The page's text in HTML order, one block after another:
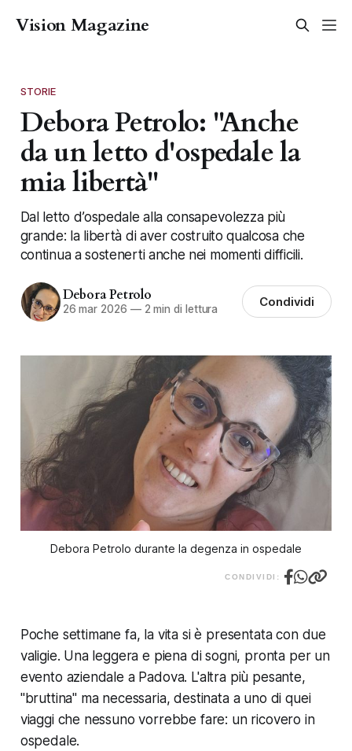
Vision Magazine
STORIE
Debora Petrolo: "Anche
da un letto d'ospedale la
mia libertà"
Dal letto d’ospedale alla consapevolezza più
grande: la libertà di aver costruito qualcosa che
continua a sostenerti anche nei momenti difficili.
Debora Petrolo
26 mar 2026 —2 min di lettura Condividi
Debora Petrolo durante la degenza in ospedale
CONDIVIDI:
Poche settimane fa, la vita si è presentata con due
valigie. Una leggera e piena di sogni, pronta per un
evento aziendale a Padova. L'altra più pesante,
"bruttina" ma necessaria, destinata a uno di quei
viaggi che nessuno vorrebbe fare: un ricovero in
ospedale.